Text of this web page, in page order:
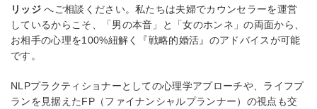
リッジへご相談ください。私たちは夫婦でカウンセラーを運営
しているからこそ、「男の本音」と「女のホンネ」の両面から、
お相手の心理を100%紐解く『戦略的婚活』のアドバイスが可能
です。
NLPプラクティショナーとしての心理学アプローチや、ライフプ
ランを見据えたFP（ファイナンシャルプランナー）の視点も交